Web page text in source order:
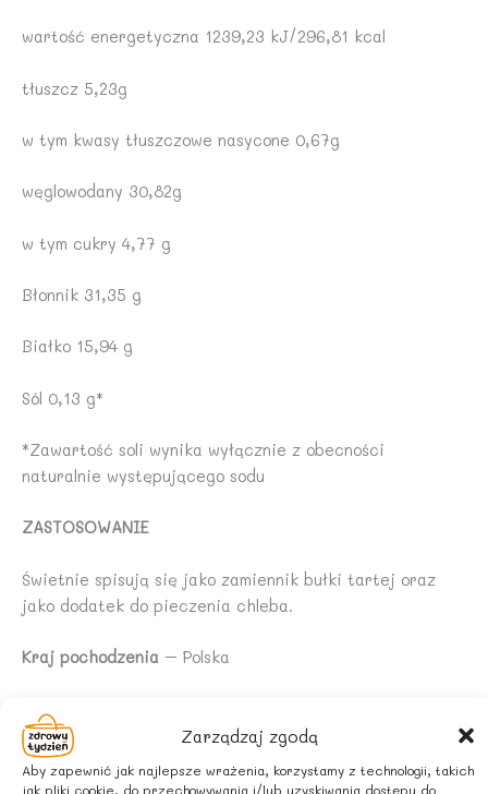
Zarządzaj zgodą
Aby zapewnić jak najlepsze wrażenia, korzystamy z technologii, takich
jak pliki cookie, do przechowywania i/lub uzyskiwania dostępu do
wartość energetyczna 1239,23 kJ/296,81 kcal
tłuszcz 5,23g
w tym kwasy tłuszczowe nasycone 0,67g
węglowodany 30,82g
w tym cukry 4,77 g
Błonnik 31,35 g
Białko 15,94 g
Sól 0,13 g*
*Zawartość soli wynika wyłącznie z obecności
naturalnie występującego sodu
ZASTOSOWANIE
Świetnie spisują się jako zamiennik bułki tartej oraz
jako dodatek do pieczenia chleba.
Kraj pochodzenia – Polska
UWAGA
W zakładzie są wytwarzane produkty zawierające
gluten.